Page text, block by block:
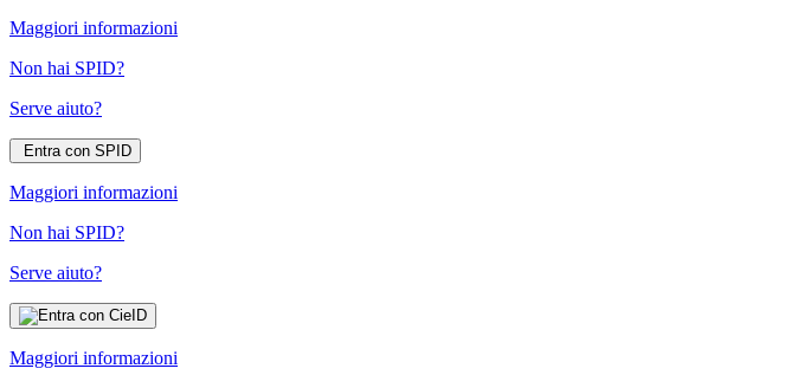
Maggiori informazioni
Non hai SPID?
Serve aiuto?
Entra con SPID
Maggiori informazioni
Non hai SPID?
Serve aiuto?
Maggiori informazioni